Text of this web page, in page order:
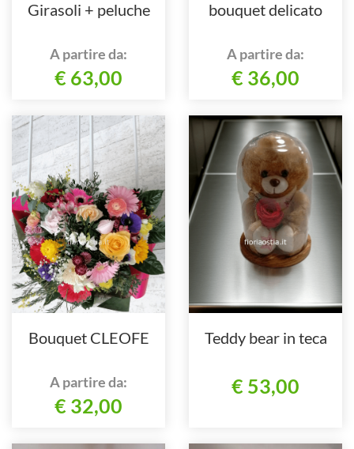
Girasoli + peluche
A partire da:
€ 63,00
bouquet delicato
A partire da:
€ 36,00
Bouquet CLEOFE
A partire da:
€ 32,00
Teddy bear in teca
€ 53,00